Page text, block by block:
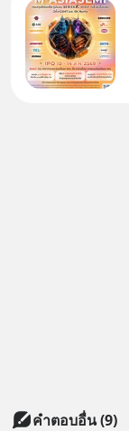
คำตอบอื่น(9)